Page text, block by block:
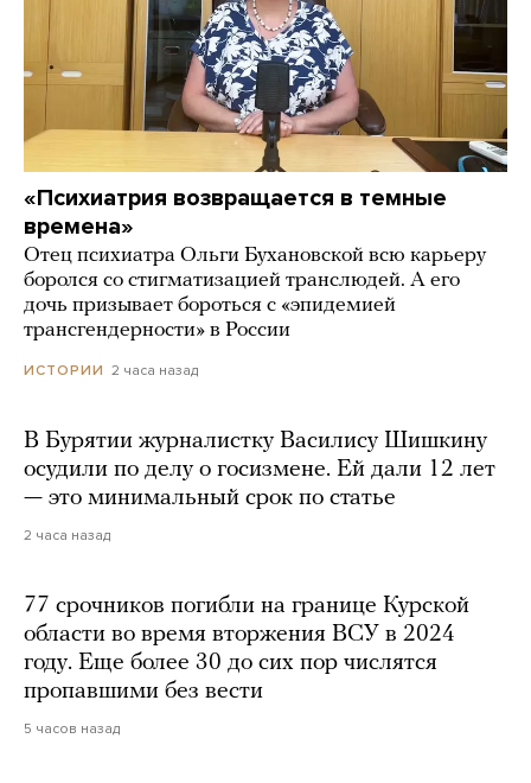
«Психиатрия возвращается в темные
времена»
Отец психиатра Ольги Бухановской всю карьеру
боролся со стигматизацией транслюдей. А его
дочь призывает бороться с «эпидемией
трансгендерности» в России
ИСТОРИИ 2 часа назад
В Бурятии журналистку Василису Шишкину
осудили по делу о госизмене. Ей дали 12 лет
— это минимальный срок по статье
2 часа назад
77 срочников погибли на границе Курской
области во время вторжения ВСУ в 2024
году. Еще более 30 до сих пор числятся
пропавшими без вести
5 часов назад